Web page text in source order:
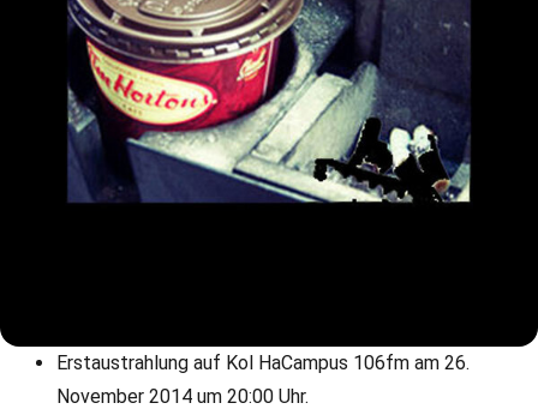
Erstaustrahlung auf Kol HaCampus 106fm am 26.
November 2014 um 20:00 Uhr.